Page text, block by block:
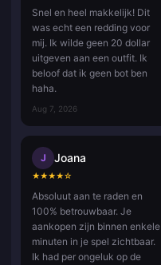
Snel en heel makkelijk! Dit
was echt een redding voor
mij. Ik wilde geen 20 dollar
uitgeven aan een outfit. Ik
beloof dat ik geen bot ben
haha.
Aug 7, 2026
J Joana
★★★★☆
Absoluut aan te raden en
100% betrouwbaar. Je
aankopen zijn binnen enkele
minuten in je spel zichtbaar.
Ik had per ongeluk op de